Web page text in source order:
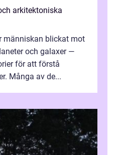
arkitektoniska
människan blickat mot
och galaxer —
för att förstå
Många av de...